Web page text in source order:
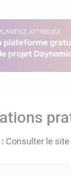
Consulter le site